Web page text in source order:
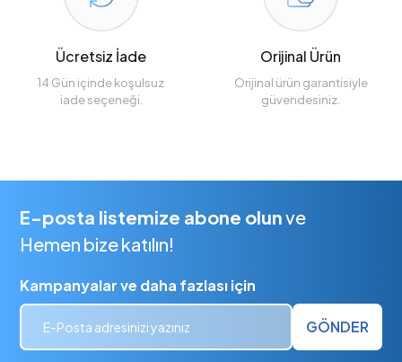
Ücretsiz İade
14 Gün içinde koşulsuz
iade seçeneği.
Orijinal Ürün
Orijinal ürün garantisiyle
güvendesiniz.
E-posta listemize abone olunve
Hemen bize katılın!
Kampanyalar ve daha fazlası için
GÖNDER